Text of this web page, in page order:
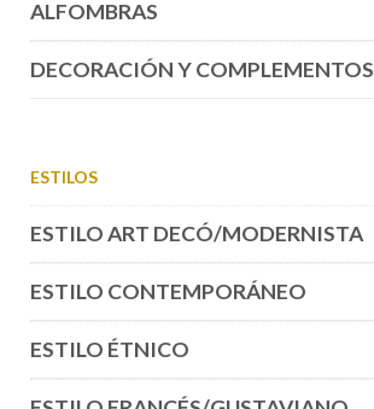
ALFOMBRAS
DECORACIÓN Y COMPLEMENTOS
ESTILOS
ESTILO ART DECÓ/MODERNISTA
ESTILO CONTEMPORÁNEO
ESTILO ÉTNICO